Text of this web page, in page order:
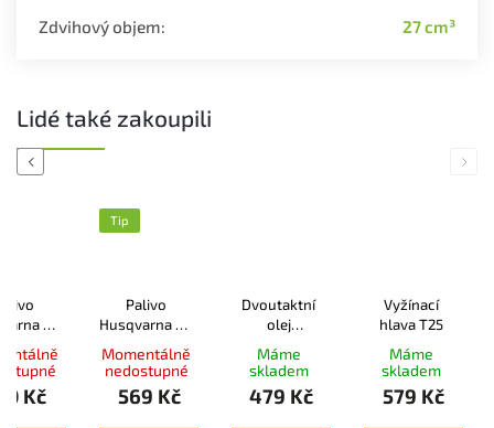
Zdvihový objem: 27 cm³
Lidé také zakoupili
Previous
XP
2T 1L
Kč
Tip
Palivo
Husqvarna XP
Power 2T 5L
Momentálně
nedostupné
569 Kč
Dvoutaktní
olej
Husqvarna
LS+ 2T 1l
Máme
skladem
479 Kč
Vyžínací
hlava T25
Máme
skladem
579 Kč
Next